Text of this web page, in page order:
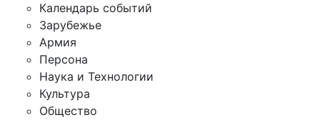
Календарь событий
Зарубежье
Армия
Персона
Наука и Технологии
Культура
Общество